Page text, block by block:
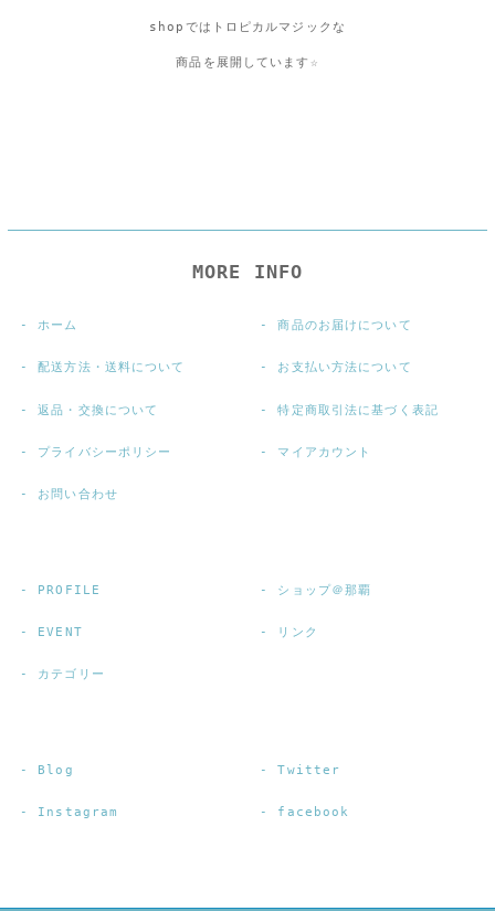
shopではトロピカルマジックな
商品を展開しています☆
MORE INFO
ホーム 商品のお届けについて
配送方法・送料について お支払い方法について
返品・交換について 特定商取引法に基づく表記
プライバシーポリシー マイアカウント
お問い合わせ
PROFILE ショップ＠那覇
EVENT リンク
カテゴリー
Blog Twitter
Instagram facebook